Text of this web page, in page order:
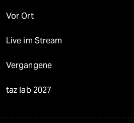
Vor Ort
Live im Stream
Vergangene
taz lab 2027